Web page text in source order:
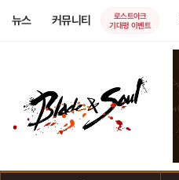
뉴스 커뮤니티
로스트아크
기대평 이벤트